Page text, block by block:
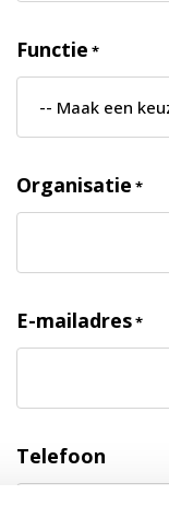
Functie *
Organisatie *
E-mailadres*
Telefoon